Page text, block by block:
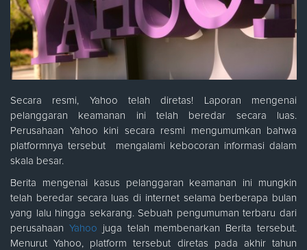
Secara resmi, Yahoo telah diretas! Laporan mengenai
pelanggaran keamanan ini telah beredar secara luas.
Perusahaan Yahoo kini secara resmi mengumumkan bahwa
platformnya tersebut mengalami kebocoran informasi dalam
skala besar.
Berita mengenai kasus pelanggaran keamanan ini mungkin
telah beredar secara luas di internet selama berberapa bulan
yang lalu hingga sekarang. Sebuah pengumuman terbaru dari
perusahaan Yahoo juga telah membenarkan Berita tersebut.
Menurut Yahoo, platform tersebut diretas pada akhir tahun